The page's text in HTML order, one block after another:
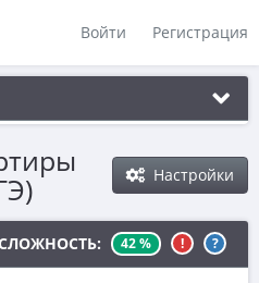
Войти Регистрация
5
Настройки
42 % ! ?